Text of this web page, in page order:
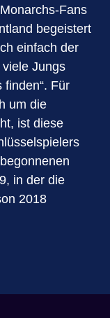
Fans
begeistert
einfach der
Jungs
Für
um die
ist diese
in der die
2018